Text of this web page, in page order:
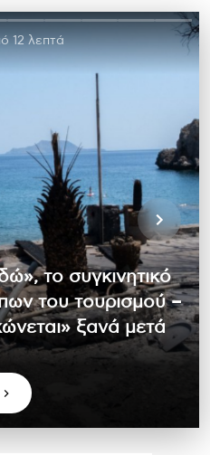
12 λεπτά
το συγκινητικό
του τουρισμού –
ξανά μετά